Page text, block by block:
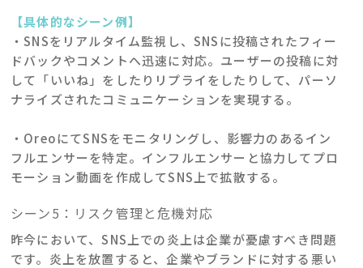
【具体的なシーン例】
・SNSをリアルタイム監視し、SNSに投稿されたフィー
ドバックやコメントへ迅速に対応。ユーザーの投稿に対
して「いいね」をしたりリプライをしたりして、パーソ
ナライズされたコミュニケーションを実現する。
・OreoにてSNSをモニタリングし、影響力のあるイン
フルエンサーを特定。インフルエンサーと協力してプロ
モーション動画を作成してSNS上で拡散する。
シーン5：リスク管理と危機対応
昨今において、SNS上での炎上は企業が憂慮すべき問題
です。炎上を放置すると、企業やブランドに対する悪い